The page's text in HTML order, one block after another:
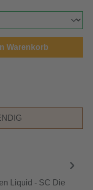
Warenkorb
Liquid - SC Die